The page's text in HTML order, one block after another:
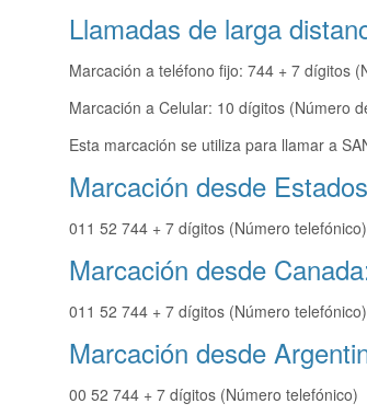
Llamadas de larga
Marcación a teléfono fijo: 744 + 7 dígitos
Marcación a Celular: 10 dígitos (Número
Esta marcación se utiliza para llamar a
Marcación desde
011 52 744 + 7 dígitos (Número telefónico)
Marcación desde
011 52 744 + 7 dígitos (Número telefónico)
Marcación desde
00 52 744 + 7 dígitos (Número telefónico)